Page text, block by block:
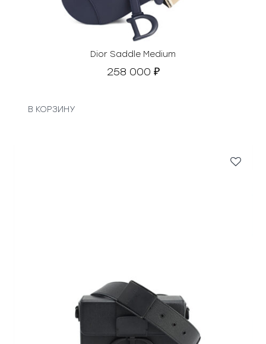
Dior Saddle Medium
258 000 ₽
В КОРЗИНУ